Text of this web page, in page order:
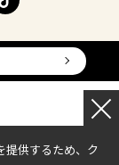
提供するため、ク